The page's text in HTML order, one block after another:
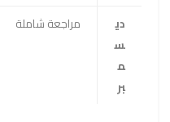
دي
س
م
بر
مراجعة شاملة